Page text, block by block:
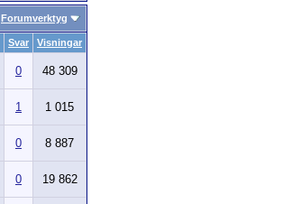
Forumverktyg
Svar Visningar
0 48 309
1 1 015
0 8 887
0 19 862